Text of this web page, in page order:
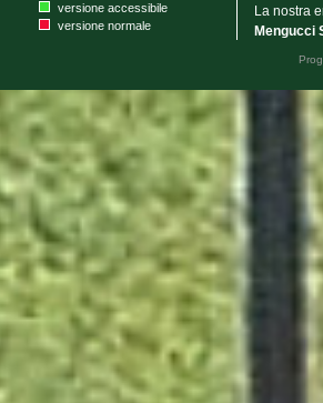
versione accessibile
versione normale
La nostra
Mengucci